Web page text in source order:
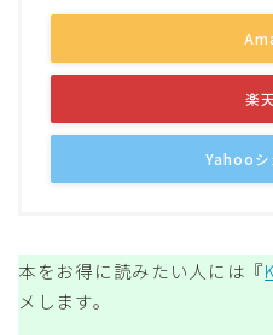
楽
Yahooシ
本をお得に読みたい人には『
メします。